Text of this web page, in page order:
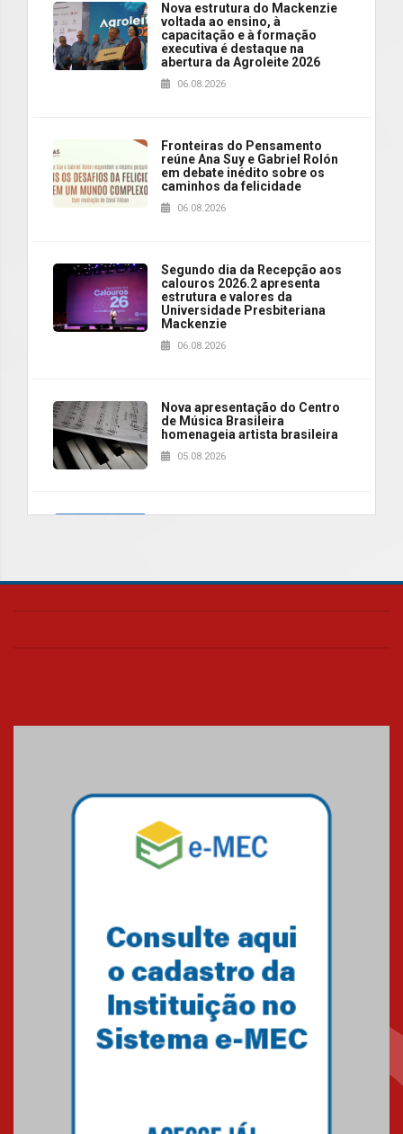
Nova estrutura do Mackenzie
voltada ao ensino, à
capacitação e à formação
executiva é destaque na
abertura da Agroleite 2026
06.08.2026
Fronteiras do Pensamento
reúne Ana Suy e Gabriel Rolón
em debate inédito sobre os
caminhos da felicidade
06.08.2026
Segundo dia da Recepção aos
calouros 2026.2 apresenta
estrutura e valores da
Universidade Presbiteriana
Mackenzie
06.08.2026
Nova apresentação do Centro
de Música Brasileira
homenageia artista brasileira
05.08.2026
das novas tecnologias em
04.08.2026
Como o Colégio Mackenzie
Brasília prepara seus
Como os pais podem investir
na educação dos filhos além da
escola
docentes para debater